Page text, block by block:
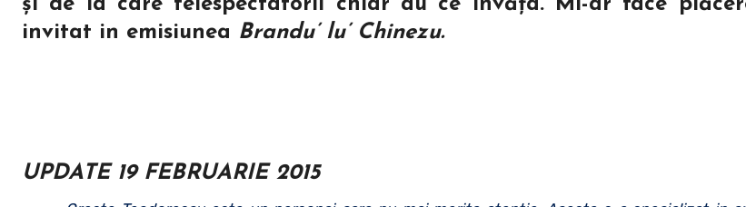
şi de la care telespectatorii chiar au ce învăţa. Mi-ar face
invitat in emisiunea Brandu’ lu’ Chinezu.
UPDATE 19 FEBRUARIE 2015